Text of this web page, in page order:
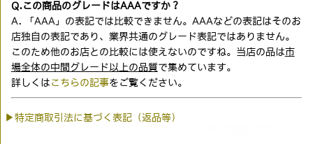
Q.この商品のグレードはAAAですか？
A. 「AAA」の表記では比較できません。AAAなどの表記はそのお
店独自の表記であり、業界共通のグレード表記ではありません。
このため他のお店との比較には使えないのですね。当店の品は市
場全体の中間グレード以上の品質で集めています。
詳しくは こちらの記事をご覧ください。
▶特定商取引法に基づく表記（返品等）